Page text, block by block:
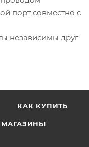
порт совместно с
независимы друг
КАК КУПИТЬ
МАГАЗИНЫ